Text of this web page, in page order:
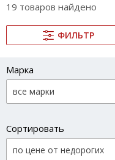
19 товаров найдено
ФИЛЬТР
Марка
Сортировать